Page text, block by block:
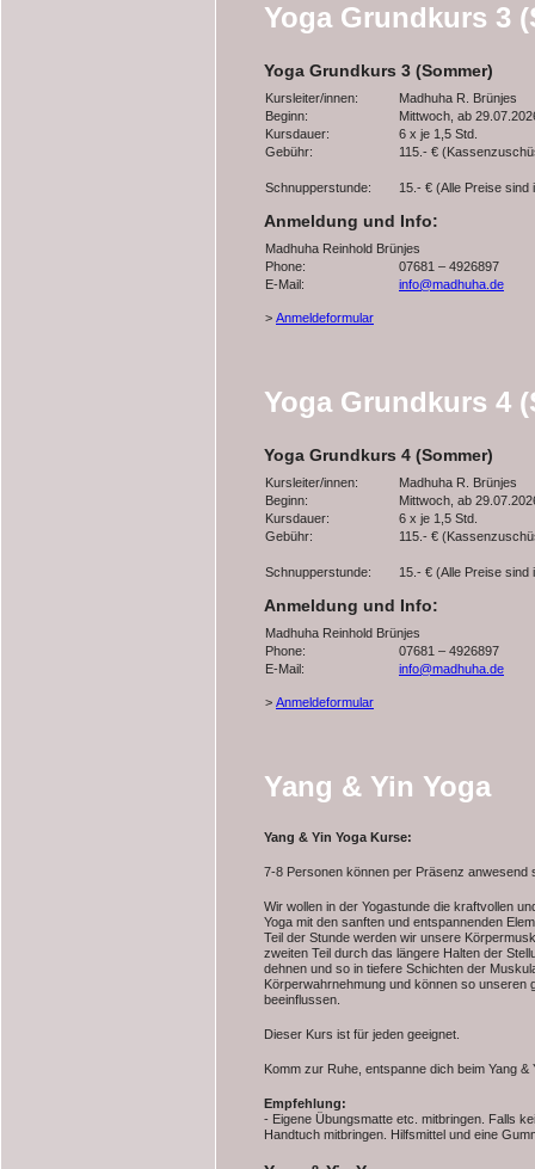
Yoga Grundkurs 3
Yoga Grundkurs 3 (Sommer)
Kursleiter/innen:
Madhuha R. Brünjes
Beginn:
Mittwoch, ab
Kursdauer:
6 x je 1,5 Std.
Gebühr:
115.- €
Schnupperstunde: 15.- € (Alle Preise sind
Anmeldung und Info:
Madhuha Reinhold Brünjes
Phone:
07681 – 4926897
E-Mail:
info@madhuha.de
> Anmeldeformular
Yoga Grundkurs 4
Yoga Grundkurs 4 (Sommer)
Kursleiter/innen:
Madhuha R. Brünjes
Beginn:
Mittwoch, ab
Kursdauer:
6 x je 1,5 Std.
Gebühr:
115.- €
Schnupperstunde: 15.- € (Alle Preise sind
Anmeldung und Info:
Madhuha Reinhold Brünjes
Phone:
07681 – 4926897
E-Mail:
info@madhuha.de
> Anmeldeformular
Yang & Yin Yoga
Yang & Yin Yoga Kurse:
7-8 Personen können per Präsenz anwesend
Wir wollen in der Yogastunde die kraftvollen
Yoga mit den sanften und entspannenden
Teil der Stunde werden wir unsere
zweiten Teil durch das längere Halten der
dehnen und so in tiefere Schichten der
Körperwahrnehmung und können so unseren
beeinflussen.
Dieser Kurs ist für jeden geeignet.
Komm zur Ruhe, entspanne dich beim Yang &
Empfehlung:
- Eigene Übungsmatte etc. mitbringen. Falls
Handtuch mitbringen. Hilfsmittel und eine